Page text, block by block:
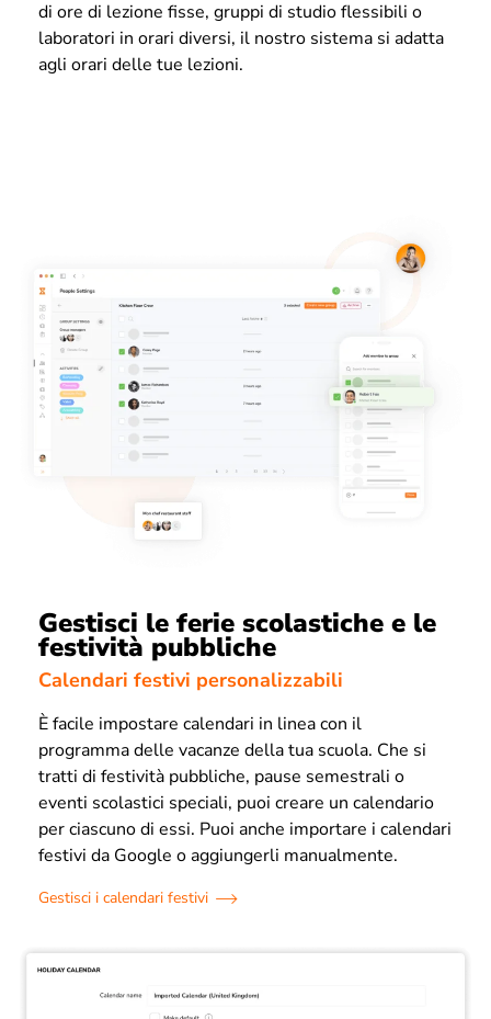
di ore di lezione fisse, gruppi di studio flessibili o
laboratori in orari diversi, il nostro sistema si adatta
agli orari delle tue lezioni.
Gestisci le ferie scolastiche e le
festività pubbliche
Calendari festivi personalizzabili
È facile impostare calendari in linea con il
programma delle vacanze della tua scuola. Che si
tratti di festività pubbliche, pause semestrali o
eventi scolastici speciali, puoi creare un calendario
per ciascuno di essi. Puoi anche importare i calendari
festivi da Google o aggiungerli manualmente.
Gestisci i calendari festivi